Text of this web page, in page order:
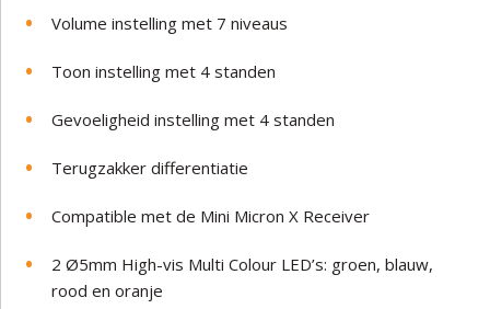
Volume instelling met 7 niveaus
Toon instelling met 4 standen
Gevoeligheid instelling met 4 standen
Terugzakker differentiatie
Compatible met de Mini Micron X Receiver
2 Ø5mm High-vis Multi Colour LED’s: groen, blauw,
rood en oranje